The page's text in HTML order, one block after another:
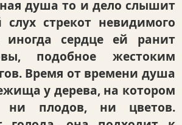
душа то и дело слышит
стрекот невидимого
иногда сердце ей ранит
подобное жестоким
Время от времени душа
у дерева, на котором
ни плодов, ни цветов.